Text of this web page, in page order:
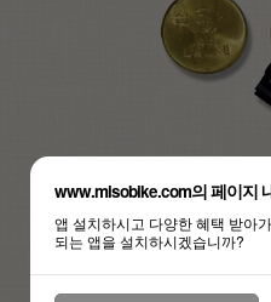
www.misobike.com의 페이지
앱 설치하시고 다양한 혜택 받아
되는 앱을 설치하시겠습니까?